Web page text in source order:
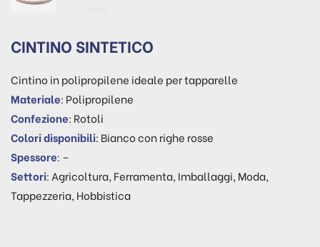
CINTINO SINTETICO
Cintino in polipropilene ideale per tapparelle
Materiale: Polipropilene
Confezione: Rotoli
Colori disponibili: Bianco con righe rosse
Spessore: –
Settori: Agricoltura, Ferramenta, Imballaggi, Moda,
Tappezzeria, Hobbistica